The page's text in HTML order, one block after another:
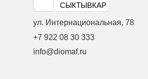
СЫКТЫВКАР
ул. Интернациональная, 78
+7 922 08 30 333
info@diomaf.ru